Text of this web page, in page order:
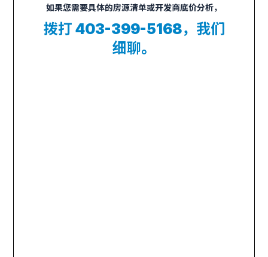
如果您需要具体的房源清单或开发商底价分析，
拨打 403-399-5168，我们
细聊。